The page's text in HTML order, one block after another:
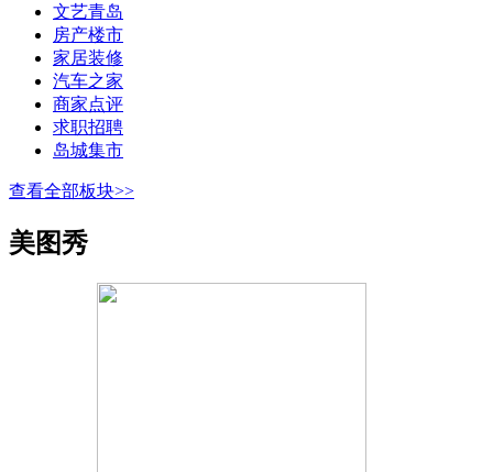
文艺青岛
房产楼市
家居装修
汽车之家
商家点评
求职招聘
岛城集市
查看全部板块>>
美图秀